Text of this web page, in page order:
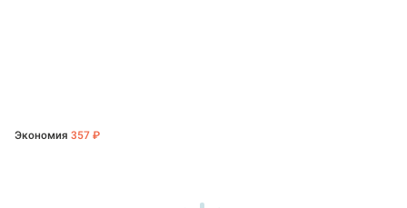
Экономия 357 ₽